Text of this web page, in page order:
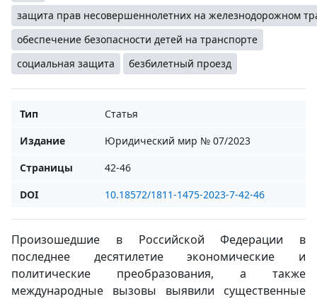
защита прав несовершеннолетних на железнодорожном
обеспечение безопасности детей на транспорте
социальная защита
безбилетный проезд
Тип
Статья
Издание
Юридический мир № 07/2023
Страницы
42-46
DOI
10.18572/1811-1475-2023-7-42-46
Произошедшие в Российской Федерации в
последнее десятилетие экономические и
политические преобразования, а также
международные вызовы выявили существенные